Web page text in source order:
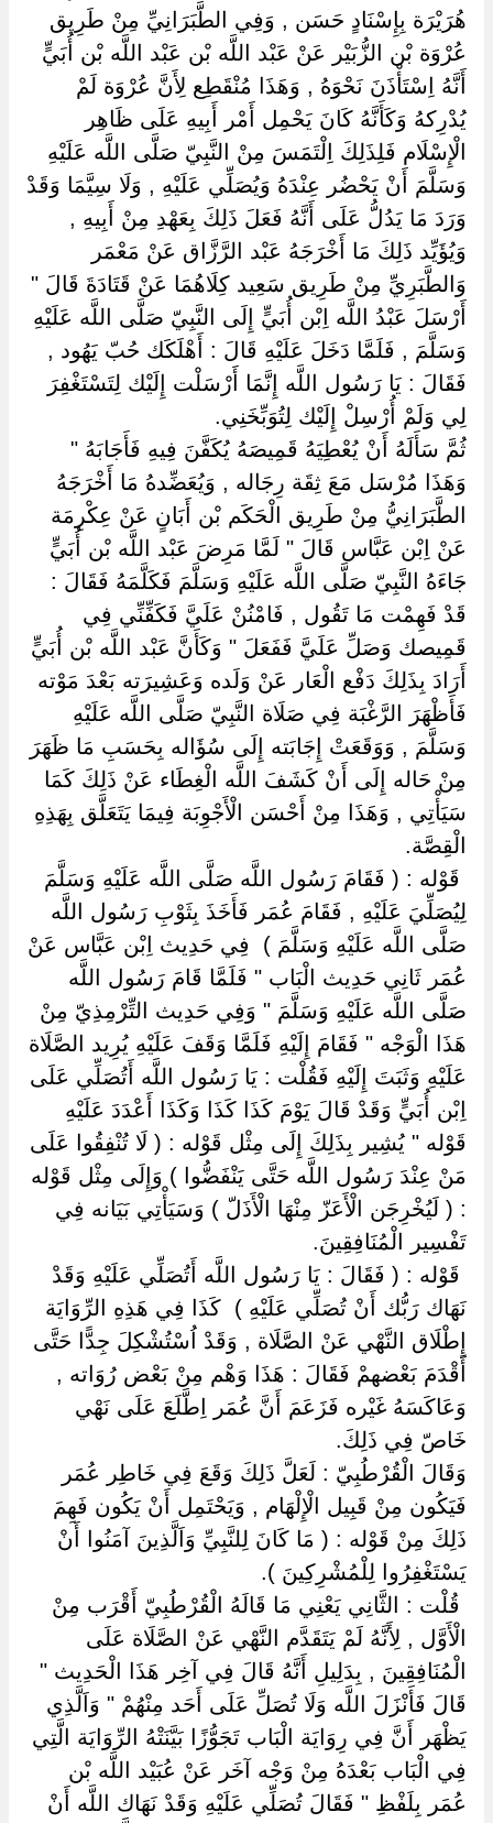
هُرَيْرَة بِإِسْنَادٍ حَسَن , وَفِي الطَّبَرَانِيِّ مِنْ طَرِيق
عُرْوَة بْن الزُّبَيْر عَنْ عَبْد اللَّه بْن عَبْد اللَّه بْن أُبَيٍّ
أَنَّهُ اِسْتَأْذَنَ نَحْوَهُ , وَهَذَا مُنْقَطِع لِأَنَّ عُرْوَة لَمْ
يُدْرِكهُ وَكَأَنَّهُ كَانَ يَحْمِل أَمْر أَبِيهِ عَلَى ظَاهِر
الْإِسْلَام فَلِذَلِكَ اِلْتَمَسَ مِنْ النَّبِيّ صَلَّى اللَّه عَلَيْهِ
وَسَلَّمَ أَنْ يَحْضُر عِنْدَهُ وَيُصَلِّي عَلَيْهِ , وَلَا سِيَّمَا وَقَدْ
وَرَدَ مَا يَدُلُّ عَلَى أَنَّهُ فَعَلَ ذَلِكَ بِعَهْدِ مِنْ أَبِيهِ ,
وَيُؤَيِّد ذَلِكَ مَا أَخْرَجَهُ عَبْد الرَّزَّاق عَنْ مَعْمَر
وَالطَّبَرِيِّ مِنْ طَرِيق سَعِيد كِلَاهُمَا عَنْ قَتَادَةَ قَالَ "
أَرْسَلَ عَبْدُ اللَّه اِبْن أُبَيٍّ إِلَى النَّبِيّ صَلَّى اللَّه عَلَيْهِ
وَسَلَّمَ , فَلَمَّا دَخَلَ عَلَيْهِ قَالَ : أَهْلَكَك حُبّ يَهُود ,
فَقَالَ : يَا رَسُول اللَّه إِنَّمَا أَرْسَلْت إِلَيْك لِتَسْتَغْفِرَ
لِي وَلَمْ أُرْسِلْ إِلَيْك لِتُوَبِّخَنِي.
ثُمَّ سَأَلَهُ أَنْ يُعْطِيَهُ قَمِيصَهُ يُكَفَّنَ فِيهِ فَأَجَابَهُ "
وَهَذَا مُرْسَل مَعَ ثِقَة رِجَاله , وَيُعَضِّدهُ مَا أَخْرَجَهُ
الطَّبَرَانِيُّ مِنْ طَرِيق الْحَكَم بْن أَبَانٍ عَنْ عِكْرِمَة
عَنْ اِبْن عَبَّاس قَالَ " لَمَّا مَرِضَ عَبْد اللَّه بْن أُبَيٍّ
جَاءَهُ النَّبِيّ صَلَّى اللَّه عَلَيْهِ وَسَلَّمَ فَكَلَّمَهُ فَقَالَ :
قَدْ فَهِمْت مَا تَقُول , فَامْنُنْ عَلَيَّ فَكَفِّنِّي فِي
قَمِيصك وَصَلِّ عَلَيَّ فَفَعَلَ " وَكَأَنَّ عَبْد اللَّه بْن أُبَيٍّ
أَرَادَ بِذَلِكَ دَفْع الْعَار عَنْ وَلَده وَعَشِيرَته بَعْدَ مَوْته
فَأَظْهَرَ الرَّغْبَة فِي صَلَاة النَّبِيّ صَلَّى اللَّه عَلَيْهِ
وَسَلَّمَ , وَوَقَعَتْ إِجَابَته إِلَى سُؤَاله بِحَسَبِ مَا ظَهَرَ
مِنْ حَاله إِلَى أَنْ كَشَفَ اللَّه الْغِطَاء عَنْ ذَلِكَ كَمَا
سَيَأْتِي , وَهَذَا مِنْ أَحْسَن الْأَجْوِبَة فِيمَا يَتَعَلَّق بِهَذِهِ
الْقِصَّة.
‏ ‏قَوْله : ( فَقَامَ رَسُول اللَّه صَلَّى اللَّه عَلَيْهِ وَسَلَّمَ
لِيُصَلِّيَ عَلَيْهِ , فَقَامَ عُمَر فَأَخَذَ بِثَوْبِ رَسُول اللَّه
صَلَّى اللَّه عَلَيْهِ وَسَلَّمَ ) ‏ ‏فِي حَدِيث اِبْن عَبَّاس عَنْ
عُمَر ثَانِي حَدِيث الْبَاب " فَلَمَّا قَامَ رَسُول اللَّه
صَلَّى اللَّه عَلَيْهِ وَسَلَّمَ " وَفِي حَدِيث التِّرْمِذِيّ مِنْ
هَذَا الْوَجْه " فَقَامَ إِلَيْهِ فَلَمَّا وَقَفَ عَلَيْهِ يُرِيد الصَّلَاة
عَلَيْهِ وَثَبَتَ إِلَيْهِ فَقُلْت : يَا رَسُول اللَّه أَتُصَلِّي عَلَى
اِبْن أُبَيٍّ وَقَدْ قَالَ يَوْمَ كَذَا كَذَا وَكَذَا أَعْدَدَ عَلَيْهِ
قَوْله " يُشِير بِذَلِكَ إِلَى مِثْل قَوْله : ( لَا تُنْفِقُوا عَلَى
مَنْ عِنْدَ رَسُول اللَّه حَتَّى يَنْفَضُّوا ) وَإِلَى مِثْل قَوْله
: ( لَيُخْرِجَن الْأَعَزّ مِنْهَا الْأَذَلّ ) وَسَيَأْتِي بَيَانه فِي
تَفْسِير الْمُنَافِقِينَ.
‏ ‏قَوْله : ( فَقَالَ : يَا رَسُول اللَّه أَتُصَلِّي عَلَيْهِ وَقَدْ
نَهَاك رَبُّك أَنْ تُصَلِّي عَلَيْهِ ) ‏ ‏كَذَا فِي هَذِهِ الرِّوَايَة
إِطْلَاق النَّهْي عَنْ الصَّلَاة , وَقَدْ اُسْتُشْكِلَ جِدًّا حَتَّى
أَقْدَمَ بَعْضهمْ فَقَالَ : هَذَا وَهْم مِنْ بَعْض رُوَاته ,
وَعَاكَسَهُ غَيْره فَزَعَمَ أَنَّ عُمَر اِطَّلَعَ عَلَى نَهْي
خَاصّ فِي ذَلِكَ.
وَقَالَ الْقُرْطُبِيّ : لَعَلَّ ذَلِكَ وَقَعَ فِي خَاطِر عُمَر
فَيَكُون مِنْ قَبِيل الْإِلْهَام , وَيَحْتَمِل أَنْ يَكُون فَهِمَ
ذَلِكَ مِنْ قَوْله : ( مَا كَانَ لِلنَّبِيِّ وَاَلَّذِينَ آمَنُوا أَنْ
يَسْتَغْفِرُوا لِلْمُشْرِكِينَ ).
‏ ‏قُلْت : الثَّانِي يَعْنِي مَا قَالَهُ الْقُرْطُبِيّ أَقْرَب مِنْ
الْأَوَّل , لِأَنَّهُ لَمْ يَتَقَدَّم النَّهْي عَنْ الصَّلَاة عَلَى
الْمُنَافِقِينَ , بِدَلِيلِ أَنَّهُ قَالَ فِي آخِر هَذَا الْحَدِيث "
قَالَ فَأَنْزَلَ اللَّه وَلَا تُصَلِّ عَلَى أَحَد مِنْهُمْ " وَاَلَّذِي
يَظْهَر أَنَّ فِي رِوَايَة الْبَاب تَجَوُّزًا بَيَّنَتْهُ الرِّوَايَة الَّتِي
فِي الْبَاب بَعْدَهُ مِنْ وَجْه آخَر عَنْ عُبَيْد اللَّه بْن
عُمَر بِلَفْظِ " فَقَالَ تُصَلِّي عَلَيْهِ وَقَدْ نَهَاك اللَّه أَنْ